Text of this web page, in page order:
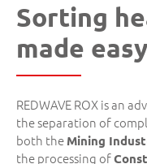
Sorting
made
REDWAVE ROX is an
the separation of
both the Mining
the processing of